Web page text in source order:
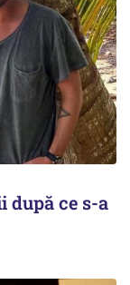
după ce s-a